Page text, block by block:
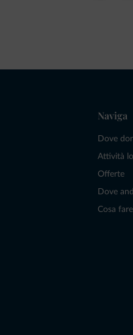
Naviga
Dove
Attività
Offerte
Dove
Cosa fare